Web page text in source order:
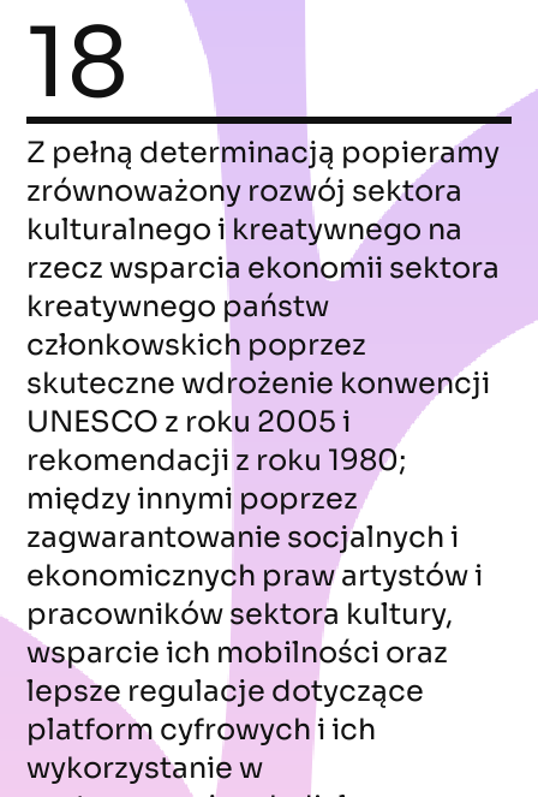
18
Z pełną determinacją popieramy
zrównoważony rozwój sektora
kulturalnego i kreatywnego na
rzecz wsparcia ekonomii sektora
kreatywnego państw
członkowskich poprzez
skuteczne wdrożenie konwencji
UNESCO z roku 2005 i
rekomendacji z roku 1980;
między innymi poprzez
zagwarantowanie socjalnych i
ekonomicznych praw artystów i
pracowników sektora kultury,
wsparcie ich mobilności oraz
lepsze regulacje dotyczące
platform cyfrowych i ich
wykorzystanie w